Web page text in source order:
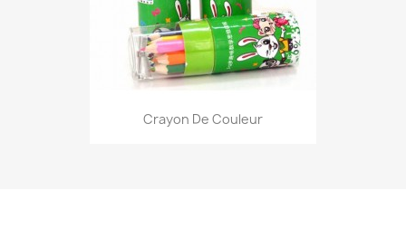
Crayon De Couleur